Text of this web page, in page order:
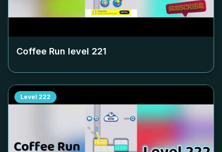
Coffee Run level 221
Level 222